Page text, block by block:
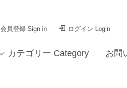
会員登録 Sign in ログイン Login
カテゴリー Category お問